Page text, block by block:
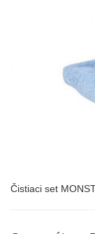
Čistiaci set